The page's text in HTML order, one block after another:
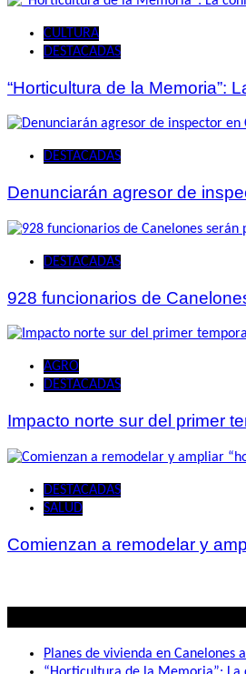
CULTURA
DESTACADAS
“Horticultura de la Memoria”:
DESTACADAS
Denunciarán agresor de
DESTACADAS
928 funcionarios de
AGRO
DESTACADAS
Impacto norte sur del primer
DESTACADAS
SALUD
Comienzan a remodelar y
Planes de vivienda en Canelones